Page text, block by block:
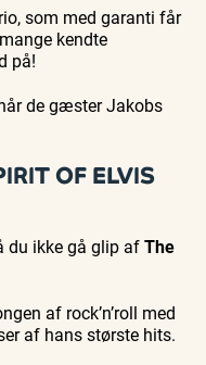
som med garanti får
kendte
på!
de gæster Jakobs
OF ELVIS
du ikke gå glip afThe
af rock’n’roll med
af hans største hits.